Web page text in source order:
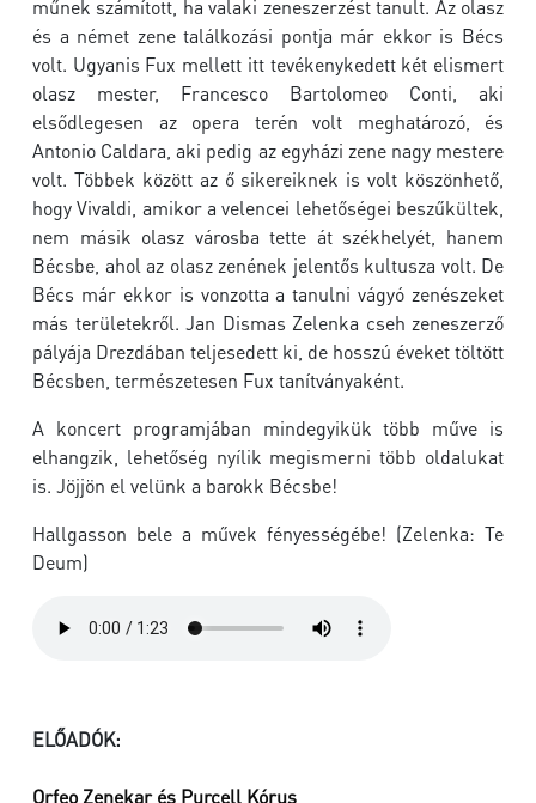
műnek számított, ha valaki zeneszerzést tanult. Az olasz
és a német zene találkozási pontja már ekkor is Bécs
volt. Ugyanis Fux mellett itt tevékenykedett két elismert
olasz mester, Francesco Bartolomeo Conti, aki
elsődlegesen az opera terén volt meghatározó, és
Antonio Caldara, aki pedig az egyházi zene nagy mestere
volt. Többek között az ő sikereiknek is volt köszönhető,
hogy Vivaldi, amikor a velencei lehetőségei beszűkültek,
nem másik olasz városba tette át székhelyét, hanem
Bécsbe, ahol az olasz zenének jelentős kultusza volt. De
Bécs már ekkor is vonzotta a tanulni vágyó zenészeket
más területekről. Jan Dismas Zelenka cseh zeneszerző
pályája Drezdában teljesedett ki, de hosszú éveket töltött
Bécsben, természetesen Fux tanítványaként.
A koncert programjában mindegyikük több műve is
elhangzik, lehetőség nyílik megismerni több oldalukat
is. Jöjjön el velünk a barokk Bécsbe!
Hallgasson bele a művek fényességébe! (Zelenka: Te
Deum)
ELŐADÓK:
Orfeo Zenekar és Purcell Kórus